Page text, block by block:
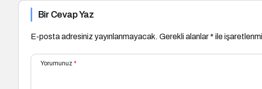
Bir Cevap Yaz
E-posta adresiniz yayınlanmayacak. Gerekli alanlar* ile
Yorumunuz *